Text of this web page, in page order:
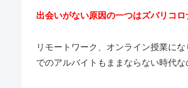
出会いがない原因の一つはズバリコロ
リモートワーク、オンライン授業に
でのアルバイトもままならない時代